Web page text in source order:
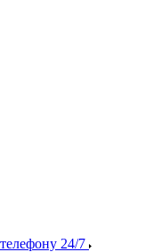
24/7